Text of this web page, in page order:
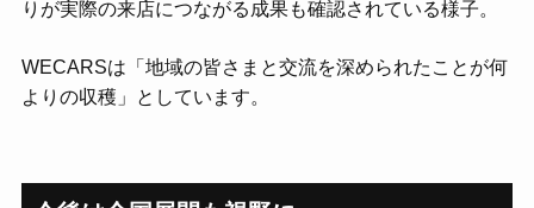
りが実際の来店につながる成果も確認されている様子。
WECARSは「地域の皆さまと交流を深められたことが何
よりの収穫」としています。